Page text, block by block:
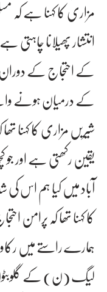
مزاری کا کہنا ہے
انتشار پھیلانا
کے احتجاج کے
کے درمیان ہونے
شیریں مزاری کا
یقین رکھتی ہے اور
آباد میں کیا ہم اس
کا کہنا تھا کہ پرامن
ہمارے راستے میں
لیگ (ن) کے گلوبٹوں